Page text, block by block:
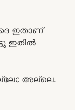
ഇതാണ്
ഇതിൽ
അല്ലെ.